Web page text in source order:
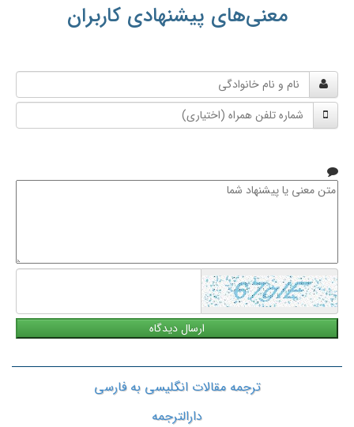
معنی‌های پیشنهادی کاربران
و
نام
خانوادگی
شماره
تلفن
متن
ترجمه مقالات انگلیسی به فارسی
دارالترجمه